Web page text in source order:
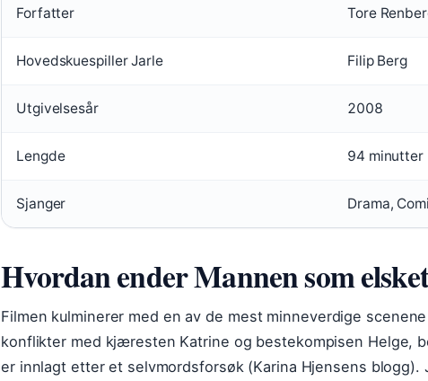
Forfatter Tore
Hovedskuespiller Jarle Filip Berg
Utgivelsesår 2008
Lengde 94 minutter
Sjanger Drama,
Hvordan ender Mannen som
Filmen kulminerer med en av de mest minneverdige
konflikter med kjæresten Katrine og bestekompisen Helge,
er innlagt etter et selvmordsforsøk (Karina Hjensens blogg).